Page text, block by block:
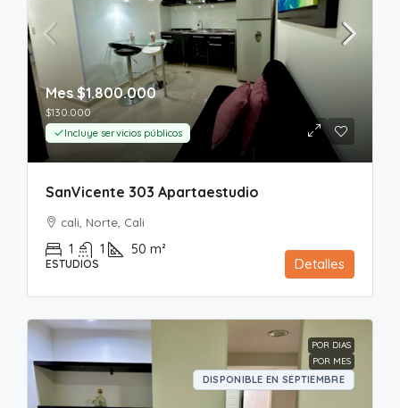
Mes$1.800.000
$130.000
Incluye servicios públicos
SanVicente 303 Apartaestudio
cali, Norte, Cali
1 1 50 m²
ESTUDIOS Detalles
POR DIAS
POR MES
DISPONIBLE EN SEPTIEMBRE